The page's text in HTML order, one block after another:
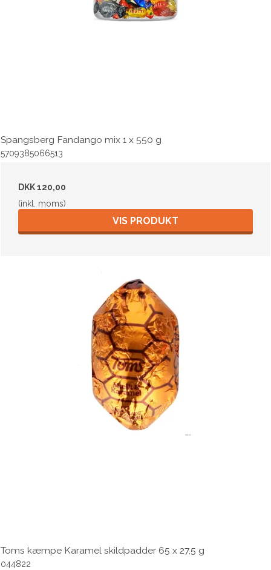
Spangsberg Fandango mix 1 x 550 g
5709385066513
DKK 120,00
(inkl. moms)
VIS PRODUKT
Toms kæmpe Karamel skildpadder 65 x 27,5 g
044822